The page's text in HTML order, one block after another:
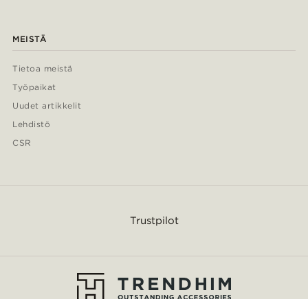
MEISTÄ
Tietoa meistä
Työpaikat
Uudet artikkelit
Lehdistö
CSR
Trustpilot